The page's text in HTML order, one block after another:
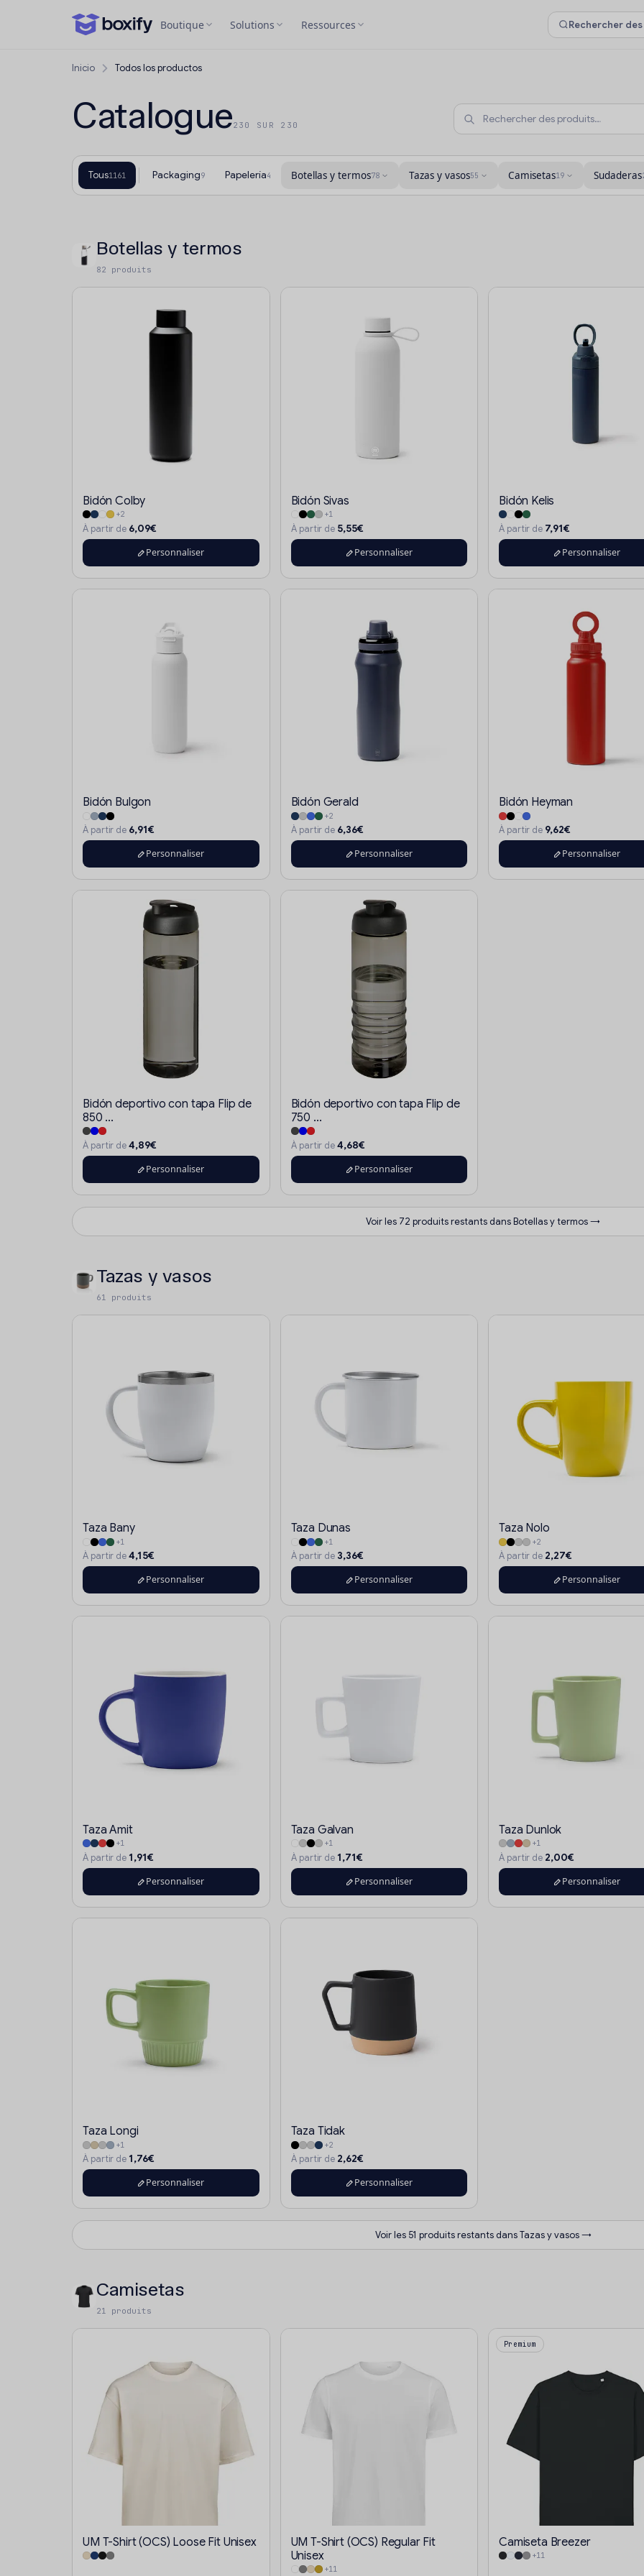
Boutique Solutions Ressources
Inicio Todos los productos
Catalogue230 SUR 230
Tous1161 Packaging9 Papelería4 Botellas y termos78 Tazas y vasos55 Camisetas19 Sudaderas
Botellas y termos
82 produits
Bidón Colby
+2
À partir de 6,09€
Personnaliser
Bidón Sivas
+1
À partir de 5,55€
Personnaliser
Bidón Kelis
À partir de 7,91€
Personnaliser
Bidón Bulgon
À partir de 6,91€
Personnaliser
Bidón Gerald
+2
À partir de 6,36€
Personnaliser
Bidón Heyman
À partir de 9,62€
Personnaliser
Bidón deportivo con tapa Flip de
850 ...
À partir de4,89€
Personnaliser
Bidón deportivo con tapa Flip de
750 ...
À partir de4,68€
Personnaliser
Voir les 72 produits restants dans Botellas y termos →
Tazas y vasos
61 produits
Taza Bany
+1
À partir de4,15€
Personnaliser
Taza Dunas
+1
À partir de 3,36€
Personnaliser
Taza Nolo
+2
À partir de 2,27€
Personnaliser
Taza Amit
+1
À partir de 1,91€
Personnaliser
Taza Galvan
+1
À partir de 1,71€
Personnaliser
Taza Dunlok
+1
À partir de 2,00€
Personnaliser
Taza Longi
+1
À partir de 1,76€
Personnaliser
Taza Tidak
+2
À partir de 2,62€
Personnaliser
Voir les 51 produits restants dans Tazas y vasos →
Camisetas
21 produits
UM T-Shirt (OCS) Loose Fit Unisex
UM T-Shirt (OCS) Regular Fit
Unisex
+11
Premium
Camiseta Breezer
+11